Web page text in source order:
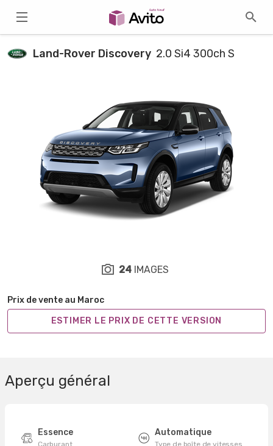
Land-Rover Discovery 2.0 Si4 300ch S
Prix de vente au Maroc
ESTIMER LE PRIX DE CETTE VERSION
24 IMAGES
Aperçu général
Essence
Carburant
Automatique
Type de boîte de vitesses